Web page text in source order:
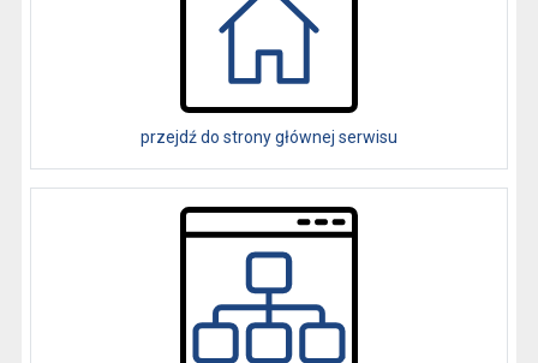
przejdź do strony głównej serwisu